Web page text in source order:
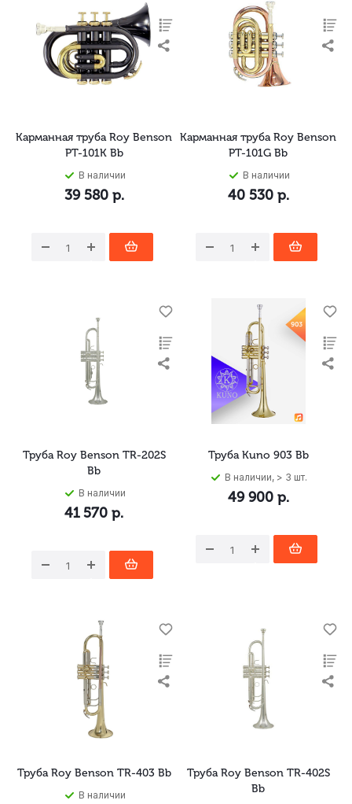
Карманная труба Roy Benson
PT-101K Bb
В наличии
39 580р.
Карманная труба Roy Benson
PT-101G Bb
В наличии
40 530р.
Труба Roy Benson TR-202S
Bb
В наличии
41 570 р.
Труба Kuno 903 Bb
В наличии, > 3 шт.
49 900р.
Труба Roy Benson TR-403 Bb
В наличии
Труба Roy Benson TR-402S
Bb